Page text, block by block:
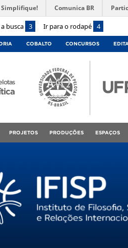
busca 3 Ir para o rodapé 4
Simplifique! Comunica BR
COBALTO CONCURSOS
PROJETOS PRODUÇÕES ESPAÇOS